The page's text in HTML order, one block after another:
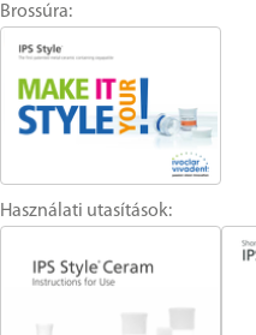
Brossúra:
Használati utasítások: